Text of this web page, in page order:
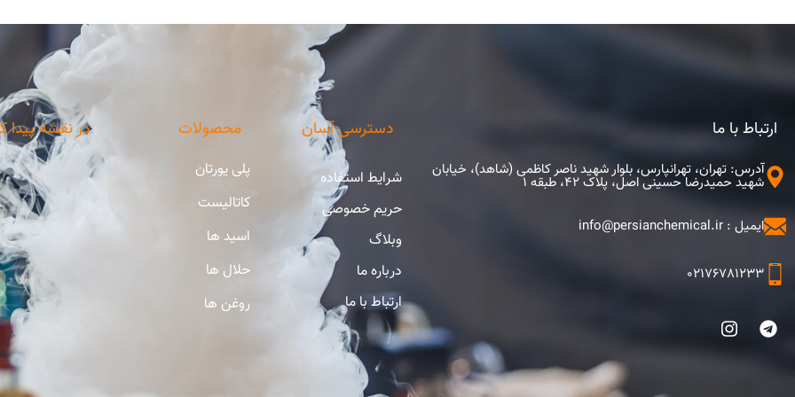
ارتباط با ما
آدرس: تهران، تهرانپارس، بلوار شهید ناصر کاظمی (شاهد)، خیابان
شهید حمیدرضا حسینی اصل، پلاک 42، طبقه 1
ایمیل : info@persianchemical.ir
02176781233
دسترسی آسان
شرایط استفاده
حریم خصوصی
وبلاگ
درباره ما
ارتباط با ما
محصولات
پلی یورتان
کاتالیست
اسید ها
حلال ها
روغن ها
در نقشه پیدا